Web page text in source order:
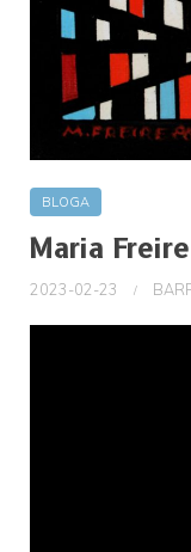
BLOGA
Maria
2023-02-23